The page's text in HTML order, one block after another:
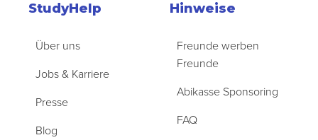
StudyHelp
Über uns
Jobs & Karriere
Presse
Blog
Hinweise
Freunde werben
Freunde
Abikasse Sponsoring
FAQ